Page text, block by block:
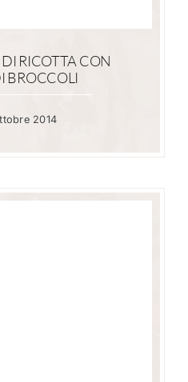
RICOTTA CON
BROCCOLI
2014